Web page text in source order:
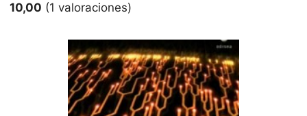
10,00 (1 valoraciones)